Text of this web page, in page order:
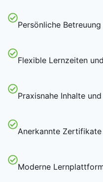
Persönliche
Flexible Lernzeiten
Praxisnahe Inhalte
Anerkannte
Moderne